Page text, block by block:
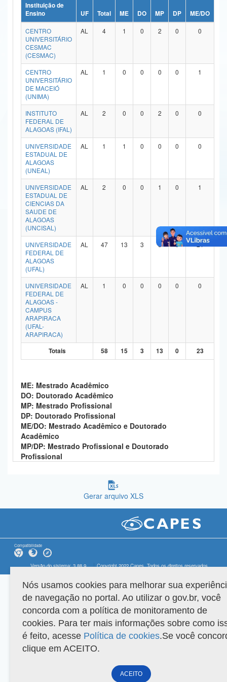
Ministério da Ciência, Tecnologia, Inovações e Comunicações
Ministério do Meio Ambiente
Ministério do Turismo
Ministério do Desenvolvimento Regional
Controladoria-Geral da União
Ministério da Mulher, da Família e dos Direitos Humanos
Secretaria-Geral
Secretaria de Governo
Gabinete de Segurança Institucional
Advocacia-Geral da União
Banco Central do Brasil
Planalto
Instituição de
Ensino
UF Total ME DO MP DP ME/DO
CENTRO
UNIVERSITÁRIO
CESMAC
(CESMAC)
AL 4 1 0 2 0 0
CENTRO
UNIVERSITÁRIO
DE MACEIÓ
(UNIMA)
AL 1 0 0 0 0 1
INSTITUTO
FEDERAL DE
ALAGOAS (IFAL)
AL 2 0 0 2 0 0
UNIVERSIDADE
ESTADUAL DE
ALAGOAS
(UNEAL)
AL 1 1 0 0 0 0
UNIVERSIDADE
ESTADUAL DE
CIENCIAS DA
SAUDE DE
ALAGOAS
(UNCISAL)
AL 2 0 0 1 0 1
UNIVERSIDADE
FEDERAL DE
ALAGOAS
(UFAL)
AL 47 13 3 8 0 21
UNIVERSIDADE
FEDERAL DE
ALAGOAS -
CAMPUS
ARAPIRACA
(UFAL-
ARAPIRACA)
AL 1 0 0 0 0 0
Totais 58 15 3 13 0 23
ME: Mestrado Acadêmico
DO: Doutorado Acadêmico
MP: Mestrado Profissional
DP: Doutorado Profissional
ME/DO: Mestrado Acadêmico e Doutorado
Acadêmico
MP/DP: Mestrado Profissional e Doutorado
Profissional
Gerar arquivo XLS
Compatibilidade
Versão do sistema: 3.88.9 Copyright 2022 Capes. Todos os direitos reservados.
Nós usamos cookies para melhorar sua
de navegação no portal. Ao utilizar o gov.br, você
concorda com a política de monitoramento de
cookies. Para ter mais informações sobre como
é feito, acesse Política de cookies.Se você
clique em ACEITO.
ACEITO